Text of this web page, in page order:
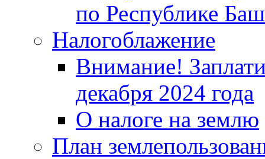
по Республике
Налогоблажение
Внимание!
декабря 2024 года
О налоге на землю
План